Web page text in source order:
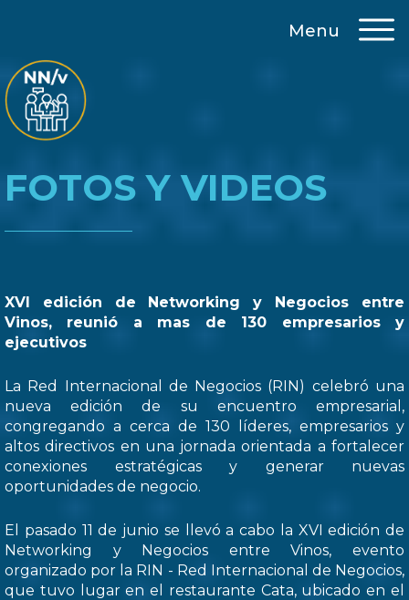
Menu
FOTOS Y VIDEOS
XVI edición de Networking y Negocios entre
Vinos, reunió a mas de 130 empresarios y
ejecutivos
La Red Internacional de Negocios (RIN) celebró una
nueva edición de su encuentro empresarial,
congregando a cerca de 130 líderes, empresarios y
altos directivos en una jornada orientada a fortalecer
conexiones estratégicas y generar nuevas
oportunidades de negocio.
El pasado 11 de junio se llevó a cabo la XVI edición de
Networking y Negocios entre Vinos, evento
organizado por la RIN - Red Internacional de Negocios,
que tuvo lugar en el restaurante Cata, ubicado en el